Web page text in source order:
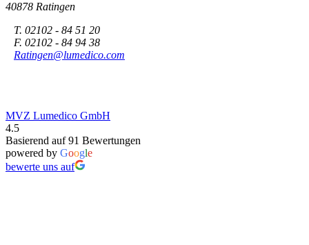
40878 Ratingen
T. 02102 - 84 51 20
F. 02102 - 84 94 38
Ratingen@lumedico.com
MVZ Lumedico GmbH
4.5
Basierend auf 91 Bewertungen
powered by Google
bewerte uns auf